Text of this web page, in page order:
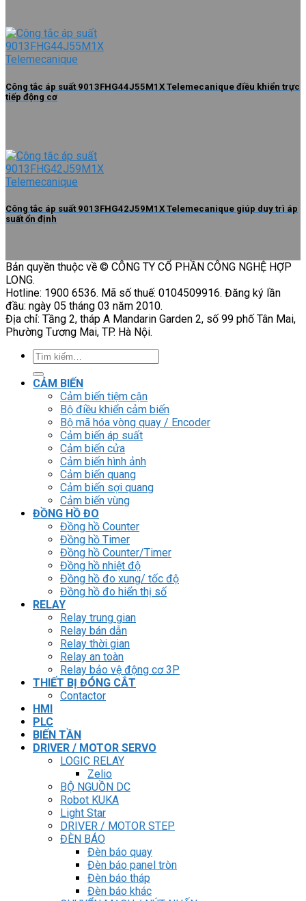
Công tắc áp suất 9013FHG44J55M1X Telemecanique điều khiển trực
tiếp động cơ
Công tắc áp suất 9013FHG42J59M1X Telemecanique giúp duy trì áp
suất ổn định
Bản quyền thuộc về © CÔNG TY CỔ PHẦN CÔNG NGHỆ HỢP
LONG.
Hotline: 1900 6536. Mã số thuế: 0104509916. Đăng ký lần
đầu: ngày 05 tháng 03 năm 2010.
Địa chỉ: Tầng 2, tháp A Mandarin Garden 2, số 99 phố Tân Mai,
Phường Tương Mai, TP. Hà Nội.
Tìm
kiếm:
CẢM BIẾN
Cảm biến tiệm cận
Bộ điều khiển cảm biến
Bộ mã hóa vòng quay / Encoder
Cảm biến áp suất
Cảm biến cửa
Cảm biến hình ảnh
Cảm biến quang
Cảm biến sợi quang
Cảm biến vùng
ĐỒNG HỒ ĐO
Đồng hồ Counter
Đồng hồ Timer
Đồng hồ Counter/Timer
Đồng hồ nhiệt độ
Đồng hồ đo xung/ tốc độ
Đồng hồ đo hiển thị số
RELAY
Relay trung gian
Relay bán dẫn
Relay thời gian
Relay an toàn
Relay bảo vệ động cơ 3P
THIẾT BỊ ĐÓNG CẮT
Contactor
HMI
PLC
BIẾN TẦN
DRIVER / MOTOR SERVO
LOGIC RELAY
Zelio
BỘ NGUỒN DC
Robot KUKA
Light Star
DRIVER / MOTOR STEP
ĐÈN BÁO
Đèn báo quay
Đèn báo panel tròn
Đèn báo tháp
Đèn báo khác